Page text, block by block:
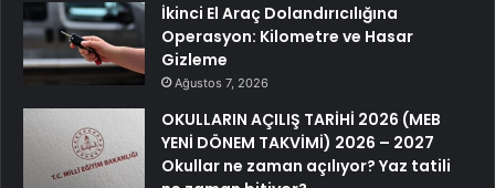
İkinci El Araç Dolandırıcılığına
Operasyon: Kilometre ve Hasar
Gizleme
Ağustos 7, 2026
OKULLARIN AÇILIŞ TARİHİ 2026 (MEB
YENİ DÖNEM TAKVİMİ) 2026 – 2027
Okullar ne zaman açılıyor? Yaz tatili